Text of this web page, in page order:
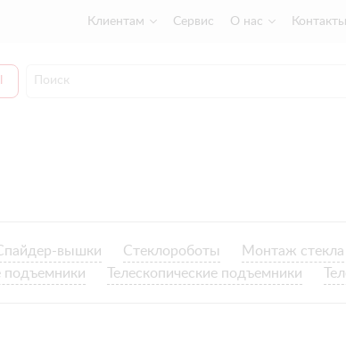
Клиентам Сервис О нас Контакты
вышки Стеклороботы Монтаж стекла
подъемники
Телескопические подъемники